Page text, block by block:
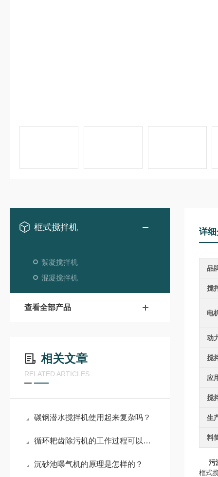
框式搅拌机
絮凝搅拌机
混凝搅拌机
查看全部产品
相关文章
RELATED ARTICLES
碳钢潜水搅拌机使用起来复杂吗？
循环耙齿除污机的工作过程可以概括为：拦截、提升和卸料
沉砂池曝气机的原理是怎样的？
详
品
搅
电
动
搅
应
搅
生
料
污
框式